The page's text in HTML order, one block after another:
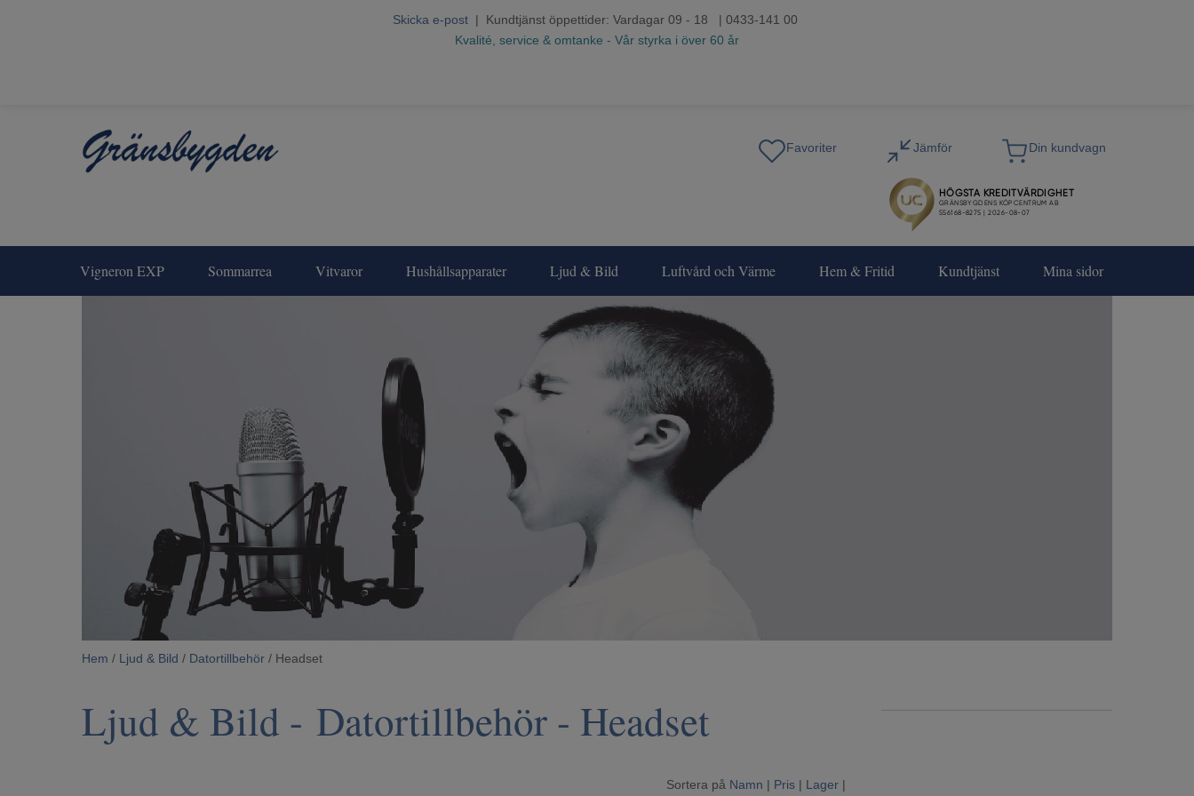
Skicka e-post | Kundtjänst öppettider: Vardagar 09 - 18 | 0433-141 00
Kvalité, service & omtanke - Vår styrka i över 60 år
Vigneron EXP Sommarrea Vitvaror Hushållsapparater Ljud & Bild Luftvård och Värme Hem & Fritid Kundtjänst Mina sidor
Hem / Ljud & Bild / Datortillbehör / Headset
Ljud & Bild - Datortillbehör - Headset
Sortera på Namn | Pris | Lager |